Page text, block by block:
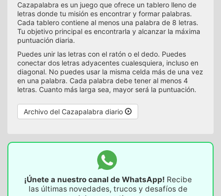
Cazapalabra es un juego que ofrece un tablero lleno de
letras donde tu misión es encontrar y formar palabras.
Cada tablero contiene al menos una palabra de 8 letras.
Tu objetivo principal es encontrarla y alcanzar la máxima
puntuación diaria.
Puedes unir las letras con el ratón o el dedo. Puedes
conectar dos letras adyacentes cualesquiera, incluso en
diagonal. No puedes usar la misma celda más de una vez
en una palabra. Cada palabra debe tener al menos 4
letras. Cuanto más larga sea, mayor será la puntuación.
Archivo del Cazapalabra diario
¡Únete a nuestro canal de WhatsApp! Recibe
las últimas novedades, trucos y desafíos de